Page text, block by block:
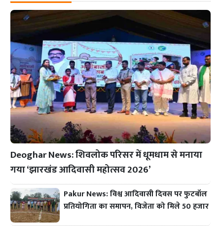
Deoghar News: शिवलोक परिसर में धूमधाम से मनाया
गया ‘झारखंड आदिवासी महोत्सव 2026’
Pakur News: विश्व आदिवासी दिवस पर फुटबॉल
प्रतियोगिता का समापन, विजेता को मिले 50 हजार